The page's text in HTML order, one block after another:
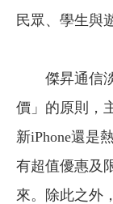
民眾、學生與
傑昇通信
價」的原則，
新iPhone還是
有超值優惠及
來。除此之外